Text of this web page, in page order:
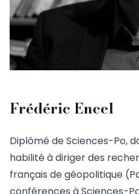
Frédéric Encel
Diplômé de Sciences-Po,
habilité à diriger des
français de géopolitique